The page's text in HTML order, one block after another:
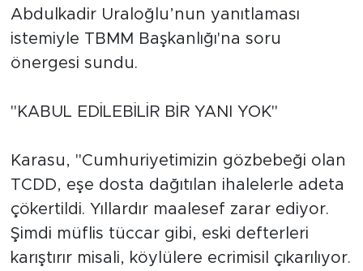
Abdulkadir Uraloğlu’nun yanıtlaması
istemiyle TBMM Başkanlığı'na soru
önergesi sundu.
"KABUL EDİLEBİLİR BİR YANI YOK"
Karasu, "Cumhuriyetimizin gözbebeği olan
TCDD, eşe dosta dağıtılan ihalelerle adeta
çökertildi. Yıllardır maalesef zarar ediyor.
Şimdi müflis tüccar gibi, eski defterleri
karıştırır misali, köylülere ecrimisil çıkarılıyor.